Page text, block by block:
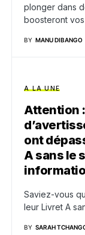
plonger dans
boosteront
BY MANU DIBANGO
A LA UNE
Attention
ont
A sans le
Saviez-vous
leur Livret A
BY SARAH